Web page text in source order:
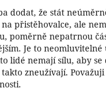
dodat, že stát
přistěhovalce, ale
poměrně nepatrnou
Je to
lidé nemají sílu, aby se
zneužívají.